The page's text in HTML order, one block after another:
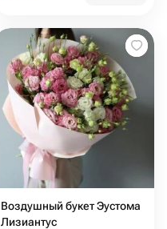
Воздушный букет Эустома
Лизиантус